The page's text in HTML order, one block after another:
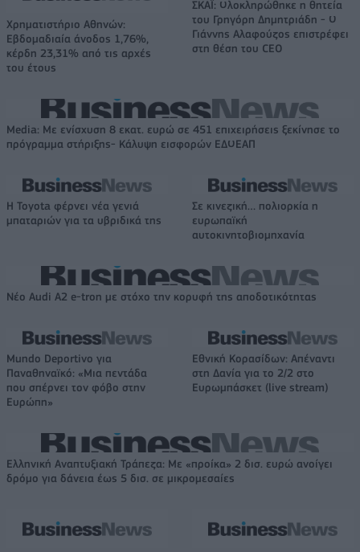
Χρηματιστήριο Αθηνών:
Εβδομαδιαία άνοδος 1,76%,
κέρδη 23,31% από τις αρχές
του έτους
ΣΚΑΪ: Ολοκληρώθηκε η θητεία
του Γρηγόρη Δημητριάδη - Ο
Γιάννης Αλαφούζος επιστρέφει
στη θέση του CEO
Media: Με ενίσχυση 8 εκατ. ευρώ σε 451 επιχειρήσεις ξεκίνησε το
πρόγραμμα στήριξης- Κάλυψη εισφορών ΕΔΟΕΑΠ
Η Toyota φέρνει νέα γενιά
μπαταριών για τα υβριδικά της
Σε κινεζική… πολιορκία η
ευρωπαϊκή
αυτοκινητοβιομηχανία
Νέο Audi A2 e-tron με στόχο την κορυφή της αποδοτικότητας
Mundo Deportivo για
Παναθηναϊκό: «Μια πεντάδα
που σπέρνει τον φόβο στην
Ευρώπη»
Εθνική Κορασίδων: Απέναντι
στη Δανία για το 2/2 στο
Ευρωμπάσκετ (live stream)
Ελληνική Αναπτυξιακή Τράπεζα: Με «προίκα» 2 δισ. ευρώ ανοίγει
δρόμο για δάνεια έως 5 δισ. σε μικρομεσαίες